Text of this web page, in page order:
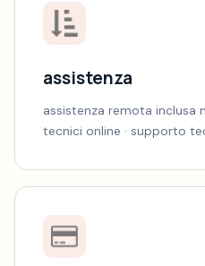
assistenza
assistenza remota inclusa
tecnici online · supporto